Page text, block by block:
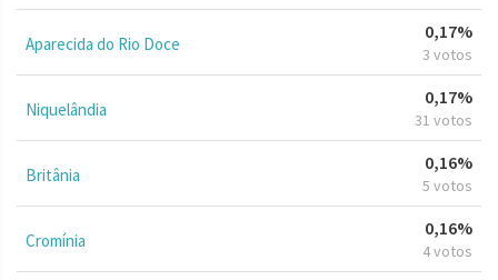
Aparecida do Rio Doce
0,17%
3 votos
Niquelândia
0,17%
31 votos
Britânia
0,16%
5 votos
Cromínia
0,16%
4 votos